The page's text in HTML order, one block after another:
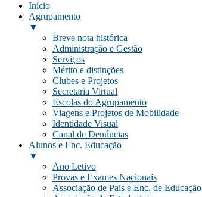
Início
Agrupamento
▼
Breve nota histórica
Administração e Gestão
Serviços
Mérito e distinções
Clubes e Projetos
Secretaria Virtual
Escolas do Agrupamento
Viagens e Projetos de Mobilidade
Identidade Visual
Canal de Denúncias
Alunos e Enc. Educação
▼
Ano Letivo
Provas e Exames Nacionais
Associação de Pais e Enc. de Educação